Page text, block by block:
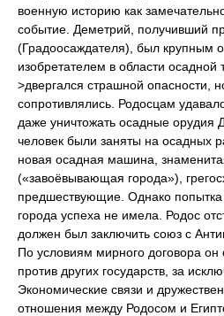
военную историю как
событие. Деметрий, получивший
(Градоосаждателя), был крупным
изобретателем в области осадной
>двергался страшной опасности,
сопротивлялись. Родосцам
даже уничтожать осадные орудия
человек были заняты на осадных
новая осадная машина,
(«завоёвывающая города»),
предшествующие. Однако
города успеха не имела. Родос
должен был заключить союз с
По условиям мирного договора он
против других государств, за
Экономические связи и
отношения между Родосом и